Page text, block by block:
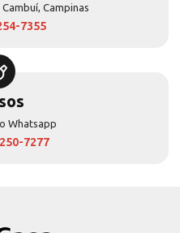
Campinas
7355
Whatsapp
7277